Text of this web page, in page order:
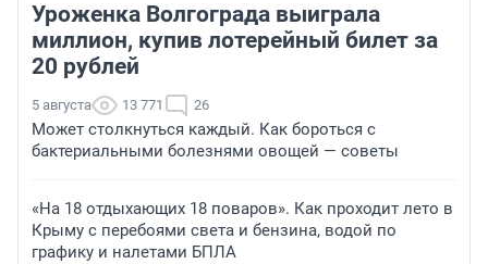
Уроженка Волгограда выиграла
миллион, купив лотерейный билет за
20 рублей
5 августа 13 771 26
Может столкнуться каждый. Как бороться с
бактериальными болезнями овощей — советы
«На 18 отдыхающих 18 поваров». Как проходит лето в
Крыму с перебоями света и бензина, водой по
графику и налетами БПЛА